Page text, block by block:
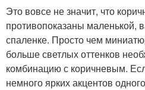
Это вовсе не значит, что
противопоказаны маленькой,
спаленке. Просто чем
больше светлых оттенков
комбинацию с коричневым.
немного ярких акцентов